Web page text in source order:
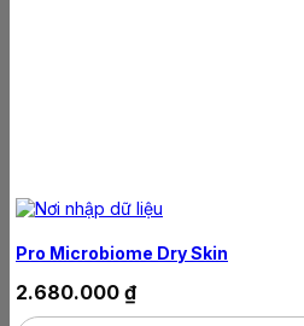
Pro Microbiome Dry Skin
2.680.000 ₫